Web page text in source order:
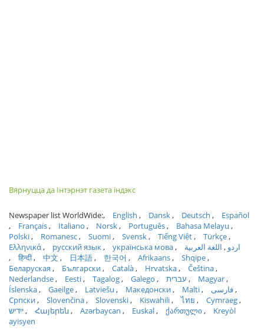
Вярнуцца да Інтэрнэт газета індэкс
Newspaper list WorldWide: English Dansk Deutsch
Español
Français
Italiano Norsk Português
Bahasa Melayu
Polski
Romanesc Suomi Svensk Tiếng Việt
Türkçe
Ελληνικά
русский язык українська мова اردو
اللغة العربية
हिन्दी
中文 日本語 한국어 Afrikaans
Shqipe
Беларуская
Български Català Hrvatska
Čeština
Nederlandse
Eesti Tagalog Galego עברית
Magyar
Íslenska
Gaeilge Latviešu Македонски Malti
فارسی
Српски
Slovenčina Slovenski Kiswahili ไทย
Cymraeg
ייִדיש
Հայերեն Azərbaycan Euskal ქართული
Kreyòl
ayisyen